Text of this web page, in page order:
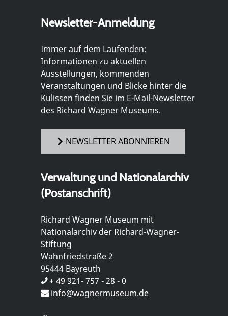
Newsletter-Anmeldung
Immer auf dem Laufenden:
Informationen zu aktuellen
Ausstellungen, kommenden
Veranstaltungen und Blicke hinter die
Kulissen finden Sie im E-Mail-Newsletter
des Richard Wagner Museums.
NEWSLETTER ABONNIEREN
Verwaltung und Nationalarchiv
(Postanschrift)
Richard Wagner Museum mit
Nationalarchiv der Richard-Wagner-
Stiftung
Wahnfriedstraße 2
95444 Bayreuth
+ 49 921- 757 - 28 - 0
info@wagnermuseum.de